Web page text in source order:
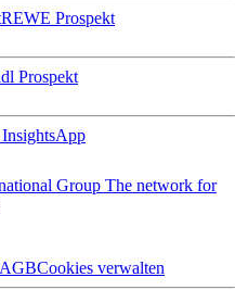
REWE Prospekt
Prospekt
App
Group The network for
AGBCookies verwalten